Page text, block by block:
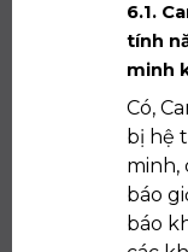
6.1.
tính
minh
Có,
bị hệ
minh,
báo
báo